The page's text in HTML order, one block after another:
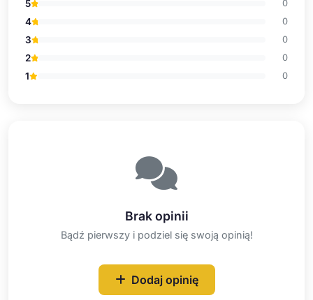
5 0
4 0
3 0
2 0
1 0
Brak opinii
Bądź pierwszy i podziel się swoją opinią!
Dodaj opinię